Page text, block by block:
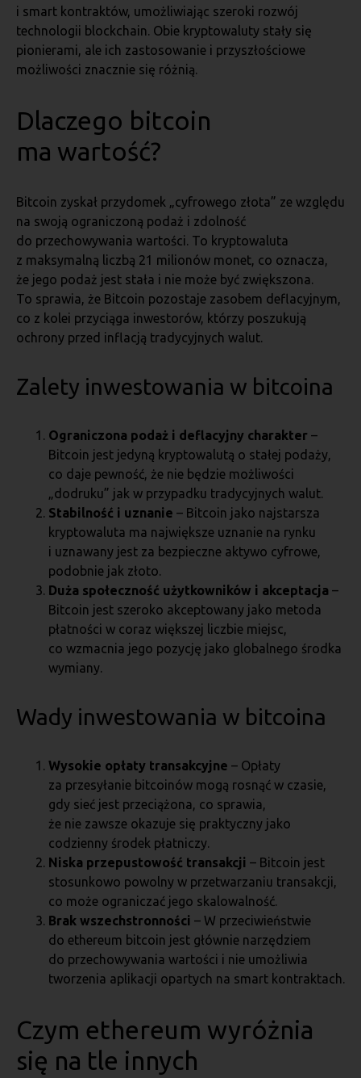
i smart kontraktów, umożliwiając szeroki rozwój
technologii blockchain. Obie kryptowaluty stały się
pionierami, ale ich zastosowanie i przyszłościowe
możliwości znacznie się różnią.
Dlaczego bitcoin
ma wartość?
Bitcoin zyskał przydomek „cyfrowego złota” ze względu
na swoją ograniczoną podaż i zdolność
do przechowywania wartości. To kryptowaluta
z maksymalną liczbą 21 milionów monet, co oznacza,
że jego podaż jest stała i nie może być zwiększona.
To sprawia, że Bitcoin pozostaje zasobem deflacyjnym,
co z kolei przyciąga inwestorów, którzy poszukują
ochrony przed inflacją tradycyjnych walut.
Zalety inwestowania w bitcoina
Ograniczona podaż i deflacyjny charakter –
Bitcoin jest jedyną kryptowalutą o stałej podaży,
co daje pewność, że nie będzie możliwości
„dodruku” jak w przypadku tradycyjnych walut.
Stabilność i uznanie – Bitcoin jako najstarsza
kryptowaluta ma największe uznanie na rynku
i uznawany jest za bezpieczne aktywo cyfrowe,
podobnie jak złoto.
Duża społeczność użytkowników i akceptacja –
Bitcoin jest szeroko akceptowany jako metoda
płatności w coraz większej liczbie miejsc,
co wzmacnia jego pozycję jako globalnego środka
wymiany.
Wady inwestowania w bitcoina
Wysokie opłaty transakcyjne – Opłaty
za przesyłanie bitcoinów mogą rosnąć w czasie,
gdy sieć jest przeciążona, co sprawia,
że nie zawsze okazuje się praktyczny jako
codzienny środek płatniczy.
Niska przepustowość transakcji – Bitcoin jest
stosunkowo powolny w przetwarzaniu transakcji,
co może ograniczać jego skalowalność.
Brak wszechstronności – W przeciwieństwie
do ethereum bitcoin jest głównie narzędziem
do przechowywania wartości i nie umożliwia
tworzenia aplikacji opartych na smart kontraktach.
Czym ethereum wyróżnia
się na tle innych